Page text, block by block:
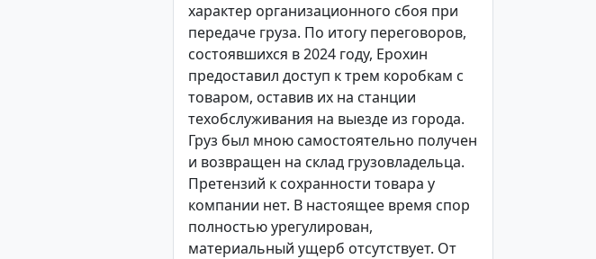
характер организационного сбоя при
передаче груза. По итогу переговоров,
состоявшихся в 2024 году, Ерохин
предоставил доступ к трем коробкам с
товаром, оставив их на станции
техобслуживания на выезде из города.
Груз был мною самостоятельно получен
и возвращен на склад грузовладельца.
Претензий к сохранности товара у
компании нет. В настоящее время спор
полностью урегулирован,
материальный ущерб отсутствует. От